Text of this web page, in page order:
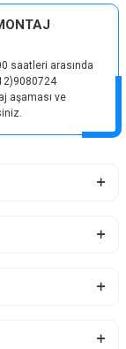
saatleri arasında
aşaması ve